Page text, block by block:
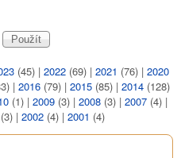
(45) | 2022 (69) | 2021 (76) | 2020
| 2016 (79) | 2015 (85) | 2014 (128)
(1) | 2009 (3) | 2008 (3) | 2007 (4) |
(3) | 2002 (4) | 2001 (4)